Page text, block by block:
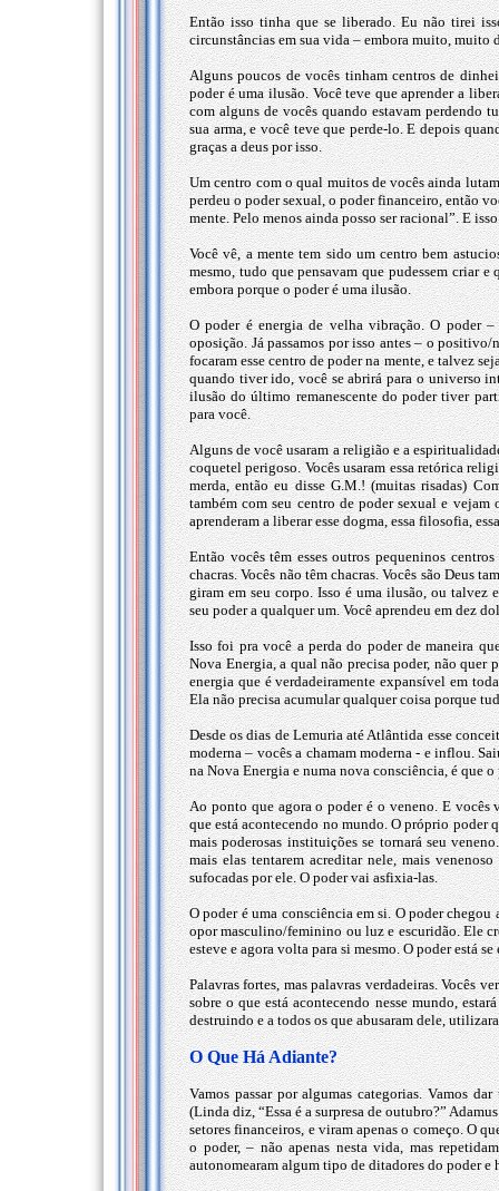
Então isso tinha que se liberado. Eu não tirei
circunstâncias em sua vida – embora muito, muito
Alguns poucos de vocês tinham centros de
poder é uma ilusão. Você teve que aprender a
com alguns de vocês quando estavam perdendo
sua arma, e você teve que perde-lo. E depois
graças a deus por isso.
Um centro com o qual muitos de vocês ainda
perdeu o poder sexual, o poder financeiro, então
mente. Pelo menos ainda posso ser racional”. E
Você vê, a mente tem sido um centro bem
mesmo, tudo que pensavam que pudessem criar
embora porque o poder é uma ilusão.
O poder é energia de velha vibração. O poder
oposição. Já passamos por isso antes – o
focaram esse centro de poder na mente, e talvez
quando tiver ido, você se abrirá para o universo
ilusão do último remanescente do poder tiver
para você.
Alguns de você usaram a religião e a
coquetel perigoso. Vocês usaram essa retórica
merda, então eu disse G.M.! (muitas risadas)
também com seu centro de poder sexual e vejam
aprenderam a liberar esse dogma, essa filosofia,
Então vocês têm esses outros pequeninos
chacras. Vocês não têm chacras. Vocês são Deus
giram em seu corpo. Isso é uma ilusão, ou talvez
seu poder a qualquer um. Você aprendeu em dez
Isso foi pra você a perda do poder de maneira
Nova Energia, a qual não precisa poder, não quer
energia que é verdadeiramente expansível em
Ela não precisa acumular qualquer coisa porque
Desde os dias de Lemuria até Atlântida esse
moderna – vocês a chamam moderna - e inflou.
na Nova Energia e numa nova consciência, é que
Ao ponto que agora o poder é o veneno. E vocês
que está acontecendo no mundo. O próprio poder
mais poderosas instituições se tornará seu
mais elas tentarem acreditar nele, mais
sufocadas por ele. O poder vai asfixia-las.
O poder é uma consciência em si. O poder
opor masculino/feminino ou luz e escuridão. Ele
esteve e agora volta para si mesmo. O poder está
Palavras fortes, mas palavras verdadeiras. Vocês
sobre o que está acontecendo nesse mundo,
destruindo e a todos os que abusaram dele,
O Que Há Adiante?
Vamos passar por algumas categorias. Vamos
(Linda diz, “Essa é a surpresa de outubro?”
setores financeiros, e viram apenas o começo. O
o poder, – não apenas nesta vida, mas
autonomearam algum tipo de ditadores do poder e